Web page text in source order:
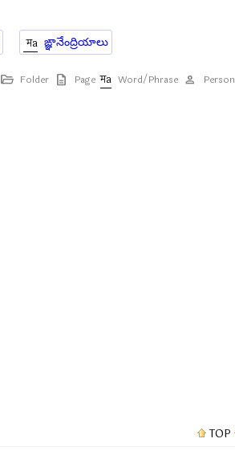
ఙ్ఞానేంద్రియాలు
Folder Page Word/Phrase Person
TOP